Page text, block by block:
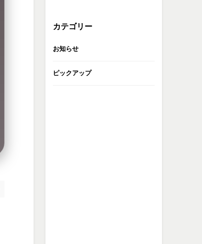
カテゴリー
お知らせ
ピックアップ